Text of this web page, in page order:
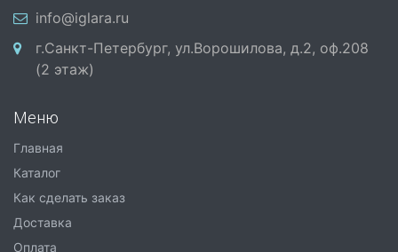
info@iglara.ru
г.Санкт-Петербург, ул.Ворошилова, д.2, оф.208
(2 этаж)
Меню
Главная
Каталог
Как сделать заказ
Доставка
Оплата